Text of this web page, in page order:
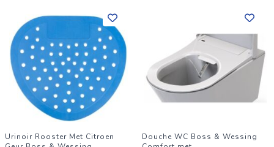
Urinoir Rooster Met Citroen
Douche WC Boss & Wessing